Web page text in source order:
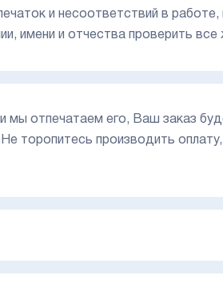
и несоответствий в
имени и отчества проверить все
мы отпечатаем его, Ваш заказ
торопитесь производить